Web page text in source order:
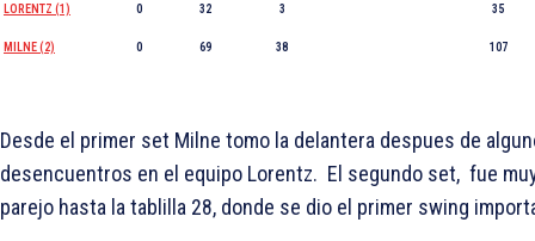
LORENTZ (1) 0 32 3 35
MILNE (2) 0 69 38 107
Desde el primer set Milne tomo la delantera despues de
desencuentros en el equipo Lorentz. El segundo set, fue
parejo hasta la tablilla 28, donde se dio el primer swing